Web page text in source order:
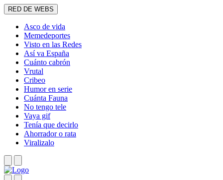
RED DE WEBS
Asco de vida
Memedeportes
Visto en las Redes
Así va España
Cuánto cabrón
Vrutal
Cribeo
Humor en serie
Cuánta Fauna
No tengo tele
Vaya gif
Tenía que decirlo
Ahorrador o rata
Viralizalo